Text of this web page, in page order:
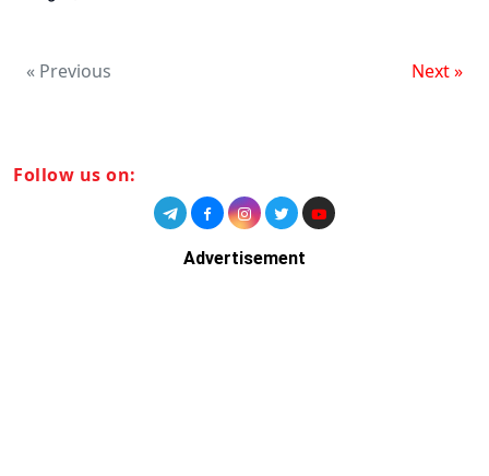
« Previous Next »
Follow us on:
Advertisement